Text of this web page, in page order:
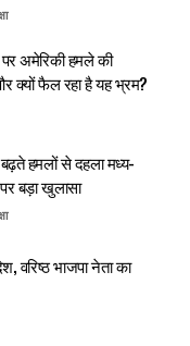
पर अमेरिकी हमले की
क्यों फैल रहा है यह भ्रम?
हमलों से दहला मध्य-
बड़ा खुलासा
वरिष्ठ भाजपा नेता का